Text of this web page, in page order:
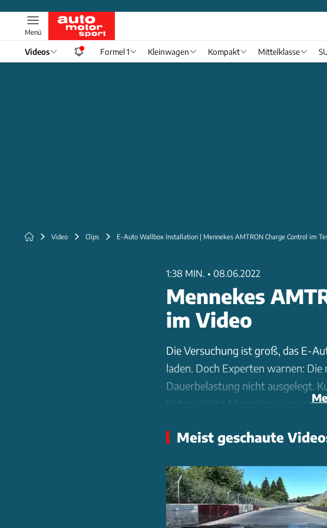
Menü
Videos Formel 1 Kleinwagen Kompakt Mittelklasse
Video Clips E-Auto Wallbox Installation | Mennekes AMTRON Charge Control im
1:38 MIN. • 08.06.2022
Mennekes
im Video
Die Versuchung ist groß, das E-
laden. Doch Experten warnen:
Dauerbelastung nicht ausgelegt.
Video erklärt Mennekes, warum
Ladezeiten, sondern vor allem
fachgerechte Installation durch
Hausinstallation, dimensioniert
Meist geschaute